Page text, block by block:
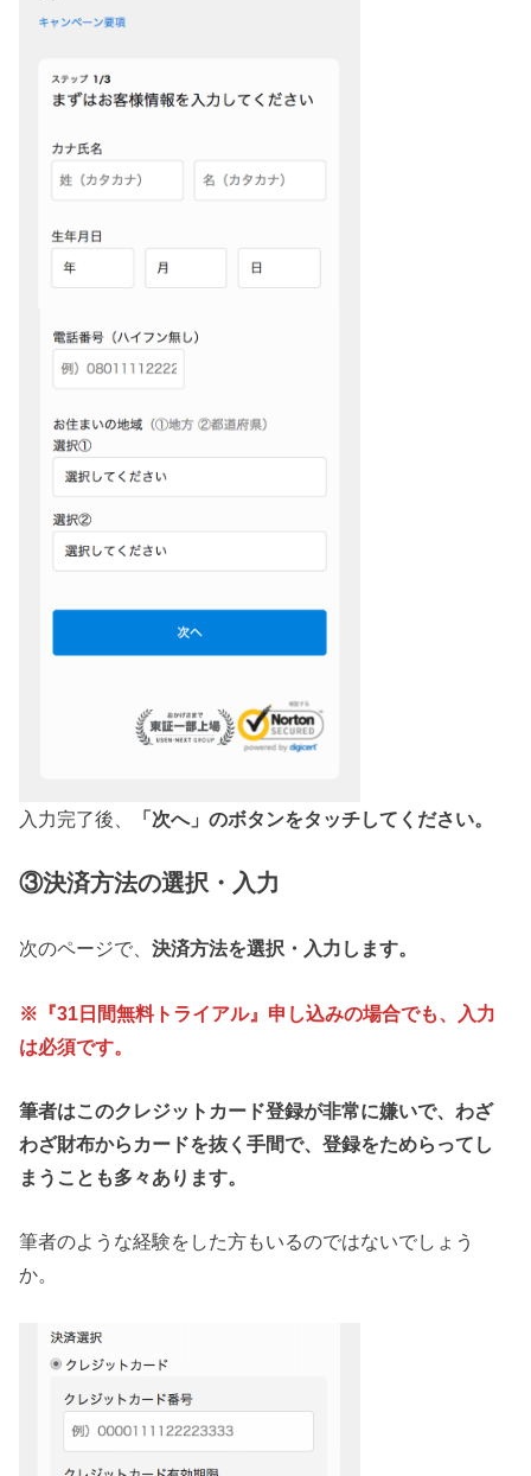
入力完了後、 「次へ」のボタンをタッチしてください。
③決済方法の選択・入力
次のページで、決済方法を選択・入力します。
※『31日間無料トライアル』申し込みの場合でも、入力
は必須です。
筆者はこのクレジットカード登録が非常に嫌いで、わざ
わざ財布からカードを抜く手間で、登録をためらってし
まうことも多々あります。
筆者のような経験をした方もいるのではないでしょう
か。